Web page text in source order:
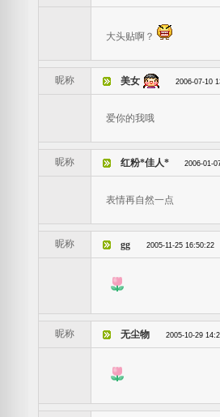
大头贴啊？
昵称 美女 2006-07-10
爱你的我哦
昵称 红粉*佳人* 2006-01-
表情再自然一点
昵称 gg 2005-11-25 16:50:22
昵称 无尘物 2005-10-29